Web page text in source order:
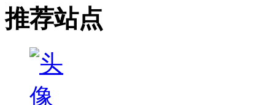
推荐站点